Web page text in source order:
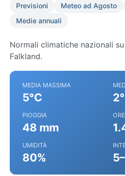
Previsioni Meteo ad Agosto
Medie annuali
Normali climatiche nazionali
Falkland.
MEDIA MASSIMA
5°C
PIOGGIA
48 mm
UMIDITÀ
80%